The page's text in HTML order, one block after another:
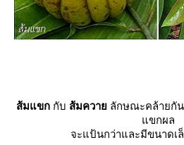
ส้มแขก กับ ส้มควา ลักษณะคล้ายกั
ขกผล
จะแป้นกว่าและมีขนาด